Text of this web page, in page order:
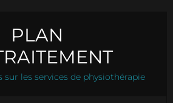
PLAN
sur les services de physiothérapie